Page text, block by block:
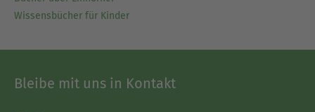
Wissensbücher für Kinder
Bleibe mit uns in Kontakt